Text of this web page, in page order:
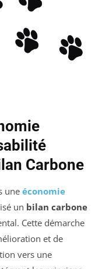
Carbone
une économie
un bilan carbone
Cette démarche
et de
vers une